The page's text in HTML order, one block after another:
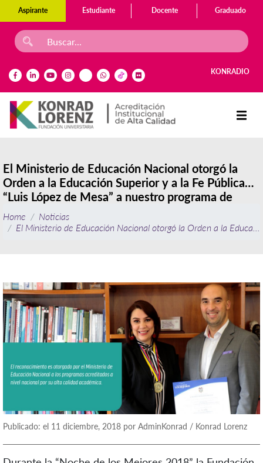
Aspirante Estudiante Docente Graduado
KONRADIO
El Ministerio de Educación Nacional otorgó la
Orden a la Educación Superior y a la Fe Pública
“Luis López de Mesa” a nuestro programa de
Matemáticas
Home
Noticias
El Ministerio de Educación Nacional otorgó la Orden a la
Publicado: el 11 diciembre, 2018 por AdminKonrad / Konrad Lorenz